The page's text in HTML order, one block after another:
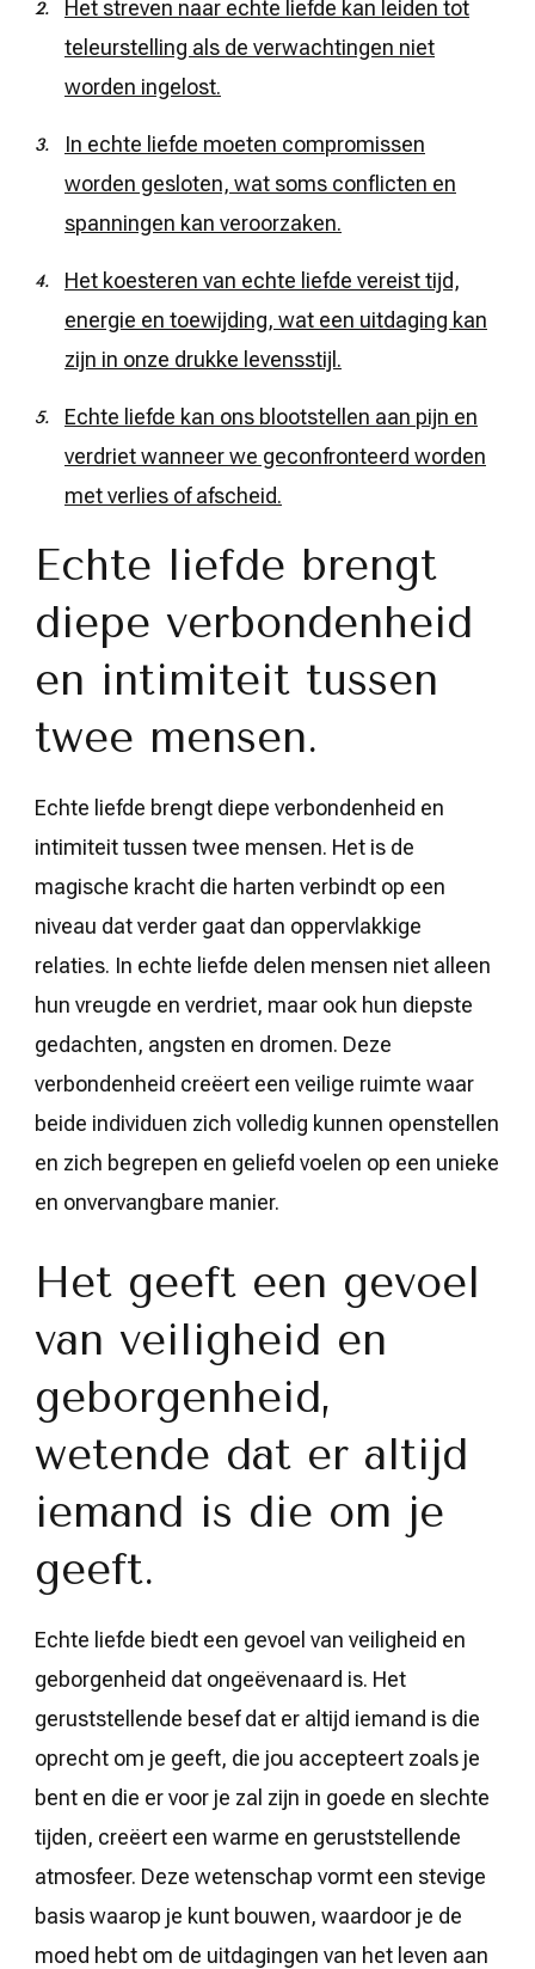
Het streven naar echte liefde kan leiden tot
teleurstelling als de verwachtingen niet
worden ingelost.
In echte liefde moeten compromissen
worden gesloten, wat soms conflicten en
spanningen kan veroorzaken.
Het koesteren van echte liefde vereist tijd,
energie en toewijding, wat een uitdaging kan
zijn in onze drukke levensstijl.
Echte liefde kan ons blootstellen aan pijn en
verdriet wanneer we geconfronteerd worden
met verlies of afscheid.
Echte liefde brengt
diepe verbondenheid
en intimiteit tussen
twee mensen.
Echte liefde brengt diepe verbondenheid en
intimiteit tussen twee mensen. Het is de
magische kracht die harten verbindt op een
niveau dat verder gaat dan oppervlakkige
relaties. In echte liefde delen mensen niet alleen
hun vreugde en verdriet, maar ook hun diepste
gedachten, angsten en dromen. Deze
verbondenheid creëert een veilige ruimte waar
beide individuen zich volledig kunnen openstellen
en zich begrepen en geliefd voelen op een unieke
en onvervangbare manier.
Het geeft een gevoel
van veiligheid en
geborgenheid,
wetende dat er altijd
iemand is die om je
geeft.
Echte liefde biedt een gevoel van veiligheid en
geborgenheid dat ongeëvenaard is. Het
geruststellende besef dat er altijd iemand is die
oprecht om je geeft, die jou accepteert zoals je
bent en die er voor je zal zijn in goede en slechte
tijden, creëert een warme en geruststellende
atmosfeer. Deze wetenschap vormt een stevige
basis waarop je kunt bouwen, waardoor je de
moed hebt om de uitdagingen van het leven aan